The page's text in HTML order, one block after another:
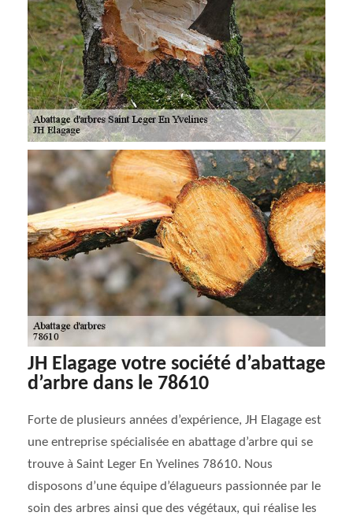
JH Elagage votre société d’abattage
d’arbre dans le 78610
Forte de plusieurs années d’expérience, JH Elagage est
une entreprise spécialisée en abattage d’arbre qui se
trouve à Saint Leger En Yvelines 78610. Nous
disposons d’une équipe d’élagueurs passionnée par le
soin des arbres ainsi que des végétaux, qui réalise les